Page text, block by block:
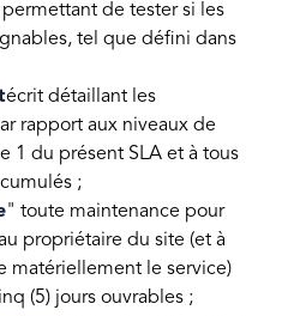
de tester si les
tel que défini dans
écrit détaillant les
rapport aux niveaux de
1 du présent SLA et à tous
;
" toute maintenance pour
propriétaire du site (et à
matériellement le service)
(5) jours ouvrables ;